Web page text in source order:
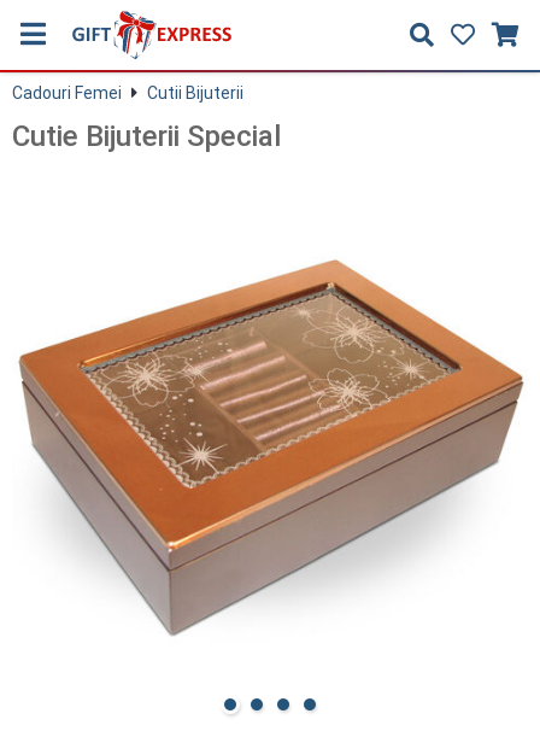
Cadouri Femei Cutii Bijuterii
Cutie Bijuterii Special